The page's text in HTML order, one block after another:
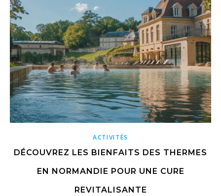
ACTIVITÉS
DÉCOUVREZ LES BIENFAITS DES THERMES
EN NORMANDIE POUR UNE CURE
REVITALISANTE